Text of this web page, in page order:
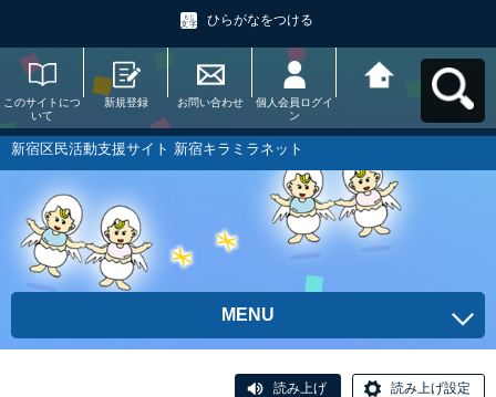
ひらがなをつける
このサイトにつ
いて
新規登録 お問い合わせ
個人会員ログイ
ン
ラミラネットへ
新宿区民活動支援サイト 新宿キラミラネット
MENU
読み上げ 読み上げ設定